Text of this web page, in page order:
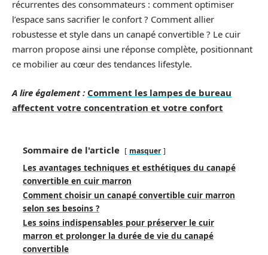
récurrentes des consommateurs : comment optimiser
l’espace sans sacrifier le confort ? Comment allier
robustesse et style dans un canapé convertible ? Le cuir
marron propose ainsi une réponse complète, positionnant
ce mobilier au cœur des tendances lifestyle.
A lire également : Comment les lampes de bureau
affectent votre concentration et votre confort
Sommaire de l'article masquer
Les avantages techniques et esthétiques du canapé
convertible en cuir marron
Comment choisir un canapé convertible cuir marron
selon ses besoins ?
Les soins indispensables pour préserver le cuir
marron et prolonger la durée de vie du canapé
convertible